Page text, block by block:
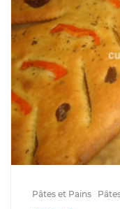
Pâtes et Pains